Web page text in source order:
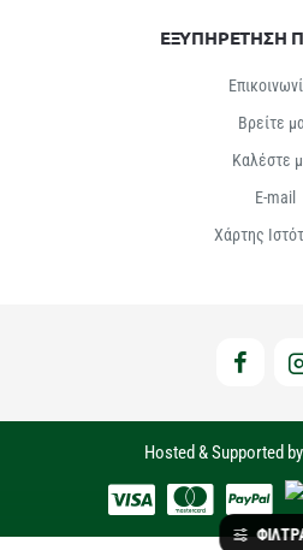
ΕΞΥΠΗΡΕΤΗΣΗ
Βρείτε
Καλέστε
E-mail
Χάρτης
Hosted & Supported